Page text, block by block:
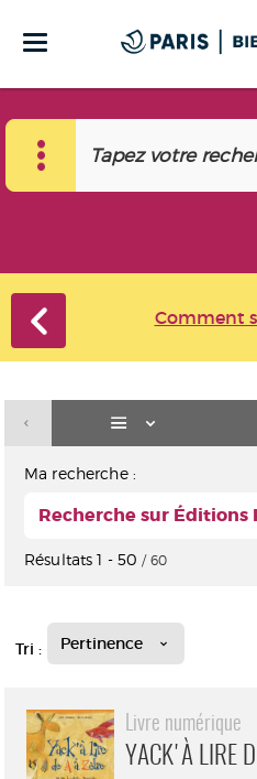
Comment
Ma recherche :
Recherche sur Éditions
Résultats1 - 50 / 60
Tri : Pertinence
Livre numérique
YACK'À LIRE